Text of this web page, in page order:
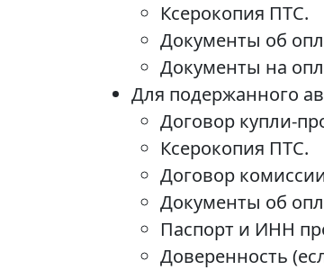
Ксерокопия ПТС.
Документы об
Документы на
Для подержанного
Договор купли-
Ксерокопия ПТС.
Договор
Документы об
Паспорт и ИНН
Доверенность